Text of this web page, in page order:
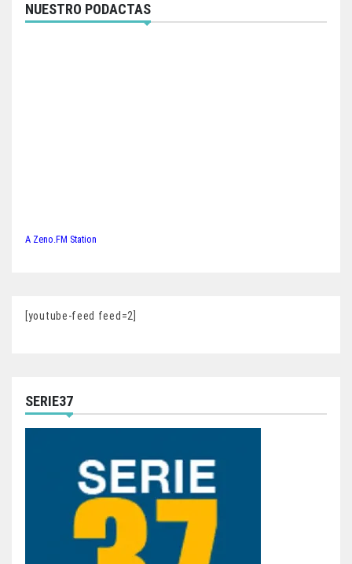
NUESTRO PODACTAS
A Zeno.FM Station
[youtube-feed feed=2]
SERIE37